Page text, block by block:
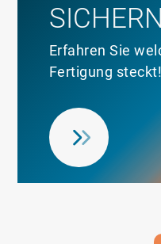
SICHERN
Erfahren Sie
Fertigung steckt!